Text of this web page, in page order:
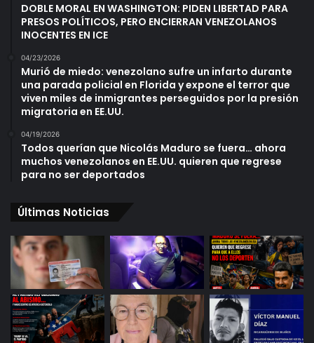
DOBLE MORAL EN WASHINGTON: PIDEN LIBERTAD PARA
PRESOS POLÍTICOS, PERO ENCIERRAN VENEZOLANOS
INOCENTES EN ICE
04/23/2026
Murió de miedo: venezolano sufre un infarto durante
una parada policial en Florida y expone el terror que
viven miles de inmigrantes perseguidos por la presión
migratoria en EE.UU.
04/19/2026
Todos querían que Nicolás Maduro se fuera… ahora
muchos venezolanos en EE.UU. quieren que regrese
para no ser deportados
Últimas Noticias